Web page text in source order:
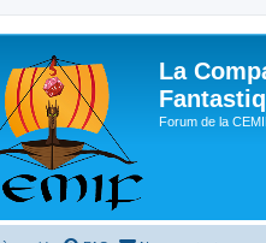
La
Forum de la